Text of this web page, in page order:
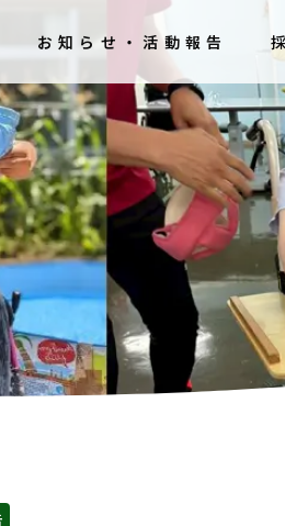
お知らせ・活動報告